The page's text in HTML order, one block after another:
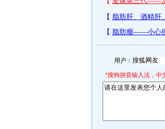
用户：
*搜狗拼音输入法，中